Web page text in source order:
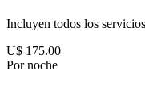
Incluyen todos los
U$ 175.00
Por noche